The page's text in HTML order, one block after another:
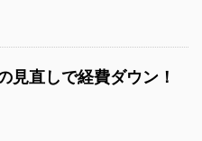
見直しで経費ダウン！